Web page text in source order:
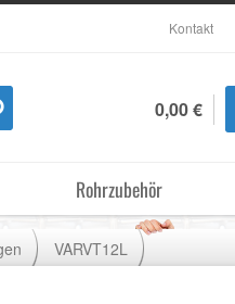
Kontakt
0,00 €
Rohrzubehör
VARVT12L